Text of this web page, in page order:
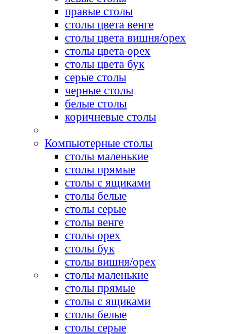
правые столы
столы цвета венге
столы цвета вишня/орех
столы цвета орех
столы цвета бук
серые столы
черные столы
белые столы
коричневые столы
Компьютерные столы
столы маленькие
столы прямые
столы с ящиками
столы белые
столы серые
столы венге
столы орех
столы бук
столы вишня/орех
столы маленькие
столы прямые
столы с ящиками
столы белые
столы серые